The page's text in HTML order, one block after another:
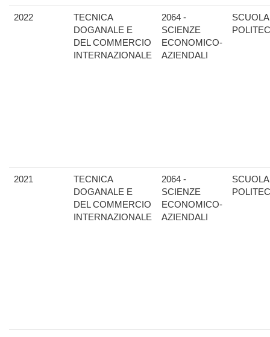
2022
TECNICA
DOGANALE E
DEL COMMERCIO
INTERNAZIONALE
2064 -
SCIENZE
ECONOMICO-
AZIENDALI
SCUOLA
2021
TECNICA
DOGANALE E
DEL COMMERCIO
INTERNAZIONALE
2064 -
SCIENZE
ECONOMICO-
AZIENDALI
SCUOLA